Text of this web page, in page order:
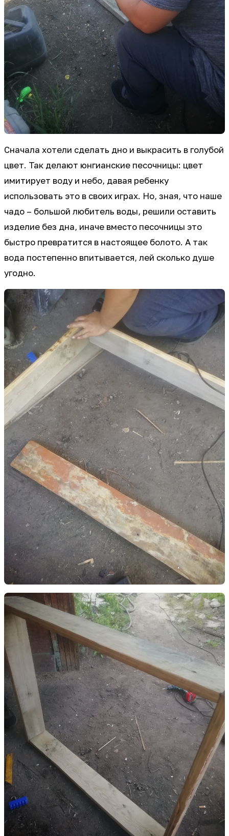
Сначала хотели сделать дно и выкрасить в голубой
цвет. Так делают юнгианские песочницы: цвет
имитирует воду и небо, давая ребенку
использовать это в своих играх. Но, зная, что наше
чадо – большой любитель воды, решили оставить
изделие без дна, иначе вместо песочницы это
быстро превратится в настоящее болото. А так
вода постепенно впитывается, лей сколько душе
угодно.